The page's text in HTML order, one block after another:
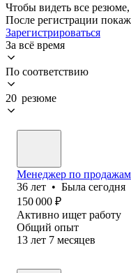
Чтобы видеть все резюме,
После регистрации
Зарегистрироваться
За всё время
По соответствию
20 резюме
Менеджер по продажам
36 лет • Была сегодня
150 000 ₽
Активно ищет работу
Общий опыт
13 лет 7 месяцев